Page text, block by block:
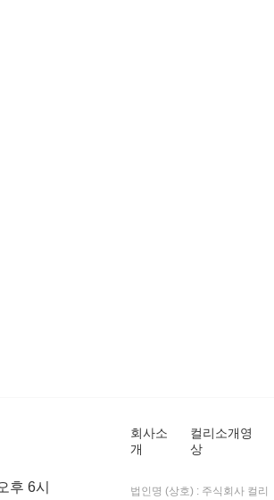
후 6시
회사소
개
컬리소개영
상
법인명 (상호) : 주식회사 컬리